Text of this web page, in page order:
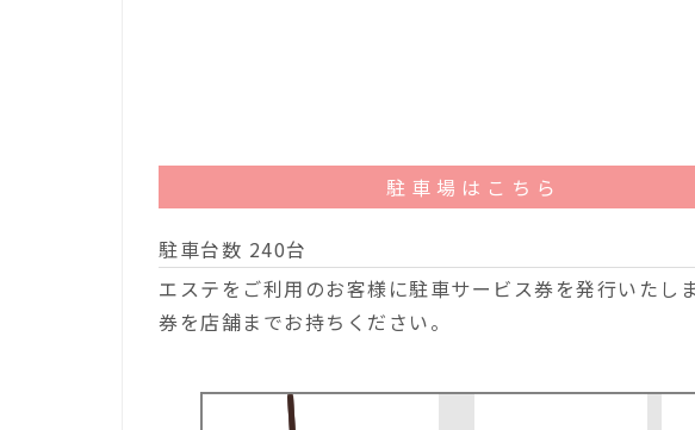
駐車場はこちら
駐車台数 240台
エステをご利用のお客様に駐車サービス券を発行いたし
券を店舗までお持ちください。